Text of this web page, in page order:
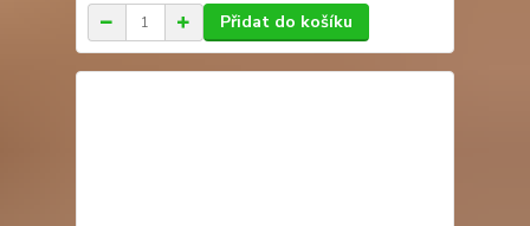
Přidat do košíku